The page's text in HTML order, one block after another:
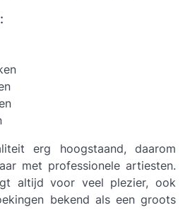
erg hoogstaand, daarom
met professionele artiesten.
altijd voor veel plezier, ook
bekend als een groots